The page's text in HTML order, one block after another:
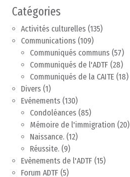
Catégories
Activités culturelles (135)
Communications (109)
Communiqués communs (57)
Communiqués de l'ADTF (28)
Communiqués de la CAITE (18)
Divers (1)
Evénements (130)
Condoléances (85)
Mémoire de l'immigration (20)
Naissance. (12)
Réussite. (9)
Evènements de l'ADTF (15)
Forum ADTF (5)